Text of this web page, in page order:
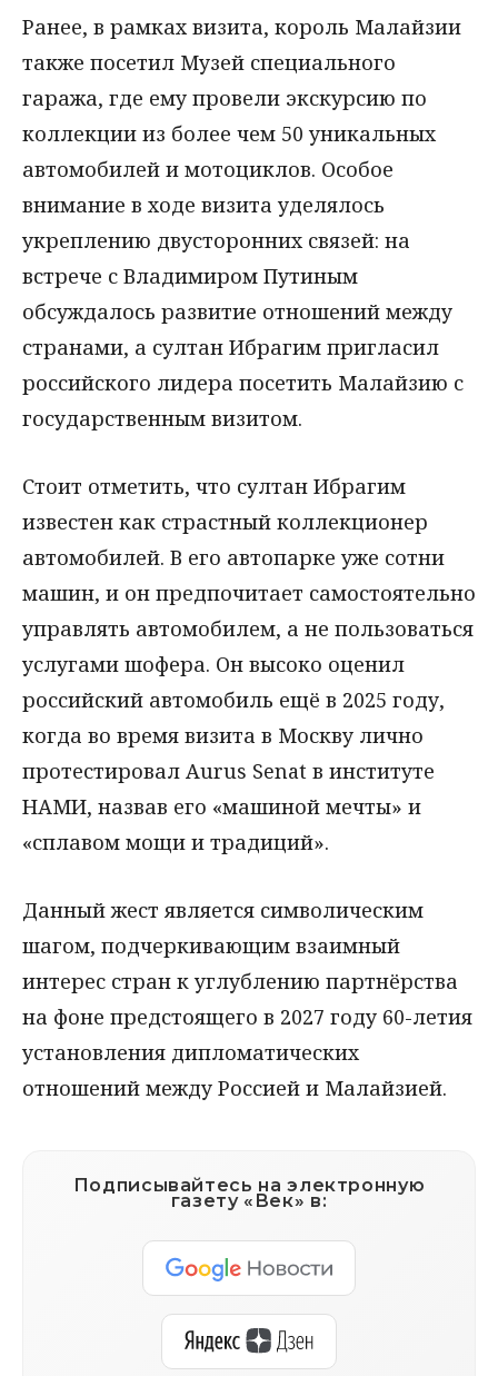
Ранее, в рамках визита, король Малайзии
также посетил Музей специального
гаража, где ему провели экскурсию по
коллекции из более чем 50 уникальных
автомобилей и мотоциклов. Особое
внимание в ходе визита уделялось
укреплению двусторонних связей: на
встрече с Владимиром Путиным
обсуждалось развитие отношений между
странами, а султан Ибрагим пригласил
российского лидера посетить Малайзию с
государственным визитом.
Стоит отметить, что султан Ибрагим
известен как страстный коллекционер
автомобилей. В его автопарке уже сотни
машин, и он предпочитает самостоятельно
управлять автомобилем, а не пользоваться
услугами шофера. Он высоко оценил
российский автомобиль ещё в 2025 году,
когда во время визита в Москву лично
протестировал Aurus Senat в институте
НАМИ, назвав его «машиной мечты» и
«сплавом мощи и традиций».
Данный жест является символическим
шагом, подчеркивающим взаимный
интерес стран к углублению партнёрства
на фоне предстоящего в 2027 году 60-летия
установления дипломатических
отношений между Россией и Малайзией.
Подписывайтесь на электронную
газету «Век» в: